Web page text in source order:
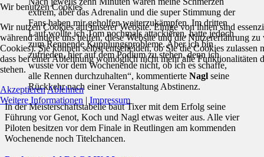
extrem, aber das Adrenalin und die super Stimmung der
Fans haben mir geholfen weiterzukämpfen. Im dritten
Lauf wollte ich Tom nochmals attackieren, hatte jedoch
zum Rennende Kupplungsprobleme. Aber ich bin
zufrieden, hier auf dem Podium zu stehen, denn ich
wusste vor dem Wochenende nicht, ob ich es schaffe,
alle Rennen durchzuhalten“, kommentierte Nagl seine
Rückkehr nach einer Veranstaltung Abstinenz.
In der Meisterschaftstabelle baut Tixer mit dem Erfolg seine
Führung vor Genot, Koch und Nagl etwas weiter aus. Alle vier
Piloten besitzen vor dem Finale in Reutlingen am kommenden
Wochenende noch Titelchancen.
Wir benutzen Cookies
Wir nutzen Cookies auf unserer Website. Einige von ihnen sind
während andere uns helfen, diese Website und die Nutzererfahrung zu
Cookies). Sie können selbst entscheiden, ob Sie die Cookies zulassen
dass bei einer Ablehnung womöglich nicht mehr alle Funktionalitäten
stehen.
AkzeptierenAblehnen
Weitere Informationen | Impressum